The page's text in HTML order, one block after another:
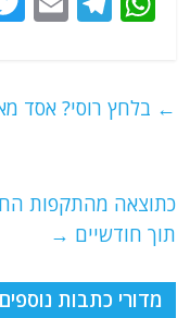
s
p
g
l ← בלחץ רוסי? אסד
תוך חודשיים →
מדורי כתבות נוספים